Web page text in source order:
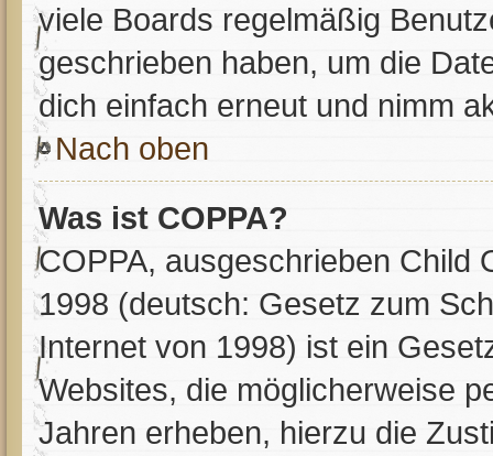
viele Boards regelmäßig
geschrieben haben, um die
dich einfach erneut und nimm
Nach oben
Was ist COPPA?
COPPA, ausgeschrieben Child
1998 (deutsch: Gesetz zum
Internet von 1998) ist ein
Websites, die möglicherweise
Jahren erheben, hierzu die